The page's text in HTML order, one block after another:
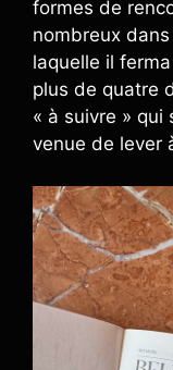
formes de
nombreux dans
laquelle il
plus de quatre
« à suivre » qui
venue de lever